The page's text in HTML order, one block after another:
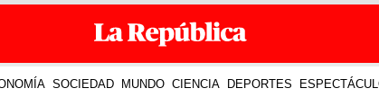
SOCIEDAD MUNDO CIENCIA DEPORTES